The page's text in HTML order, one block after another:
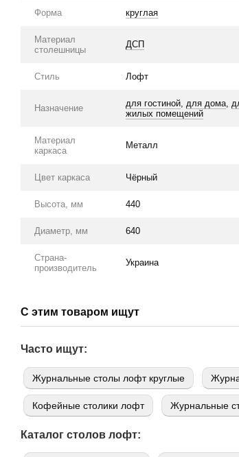
Форма круглая
Материал
столешницы
ДСП
Стиль Лофт
Назначение для гостиной, для дома,
жилых помещений
Материал
каркаса
Металл
Цвет каркаса Чёрный
Высота, мм 440
Диаметр, мм 640
Страна-
производитель
Украина
С этим товаром ищут
Часто ищут:
Журнальные столы лофт круглые
Кофейные столики лофт Журнальные
Каталог столов лофт: